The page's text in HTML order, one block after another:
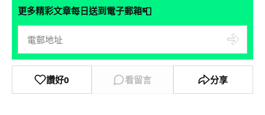
更多精彩文章每日送到電子郵箱📮
讚好0 看留言 分享